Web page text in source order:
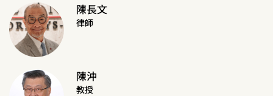
陳長文
律師
陳沖
教授